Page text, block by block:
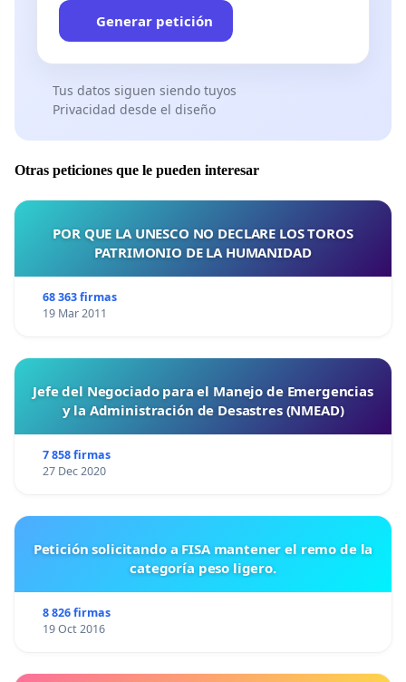
Generar petición
Tus datos siguen siendo tuyos
Privacidad desde el diseño
Otras peticiones que le pueden interesar
POR QUE LA UNESCO NO DECLARE LOS TOROS
PATRIMONIO DE LA HUMANIDAD
68 363 firmas
19 Mar 2011
Jefe del Negociado para el Manejo de Emergencias
y la Administración de Desastres (NMEAD)
7 858 firmas
27 Dec 2020
Petición solicitando a FISA mantener el remo de la
categoría peso ligero.
8 826 firmas
19 Oct 2016